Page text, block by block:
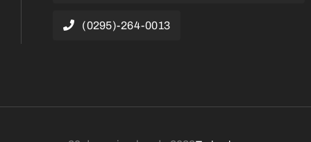
(0295)-264-0013